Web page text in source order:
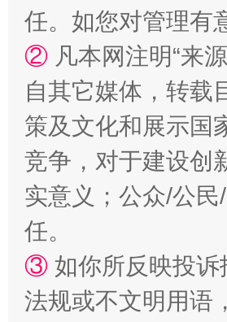
任。如您对管理有
② 凡本网注明“来
自其它媒体，转载
策及文化和展示国
竞争，对于建设创
实意义；公众/公
任。
③ 如你所反映投
法规或不文明用语